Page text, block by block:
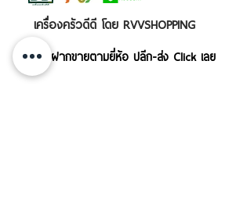
เครื่องครัวดีดี โดย RVVSHOPPING
สินค้าฝากขายตามยี่ห้อ ปลีก-ส่ง Click เลย